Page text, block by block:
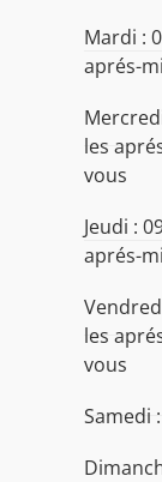
Mardi :
aprés-
les
vous
Jeudi :
aprés-
les
vous
Samedi